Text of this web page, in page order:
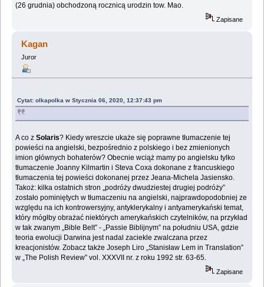
(26 grudnia) obchodzoną rocznicą urodzin tow. Mao.
Zapisane
Kagan
Juror
Cytat: olkapolka w Stycznia 06, 2020, 12:37:43 pm
A co z Solaris? Kiedy wreszcie ukaże się poprawne tłumaczenie tej
powieści na angielski, ‎bezpośrednio z polskiego i bez zmienionych
imion głównych bohaterów? Obecnie wciąż mamy ‎po angielsku tylko
tłumaczenie Joanny Kilmartin i Steva Coxa dokonane z francuskiego
‎tłumaczenia tej powieści dokonanej przez Jeana-Michela Jasiensko.‎
Takoż: kilka ostatnich stron „podróży dwudziestej drugiej podróży”
zostało pominiętych w ‎tłumaczeniu na angielski, najprawdopodobniej ze
względu na ich kontrowersyjny, ‎antyklerykalny i antyamerykański temat,
który mógłby obrażać niektórych amerykańskich ‎czytelników, na przykład
w tak zwanym „Bible Belt” - „Passie Biblijnym” na południu USA, ‎gdzie
teoria ewolucji Darwina jest nadal zaciekle zwalczana przez
kreacjonistów. Zobacz także ‎Joseph Liro „Stanisław Lem in Translation”
w „The Polish Review” vol. XXXVII nr. z roku ‎‎1992 str. 63-65.‎
Zapisane